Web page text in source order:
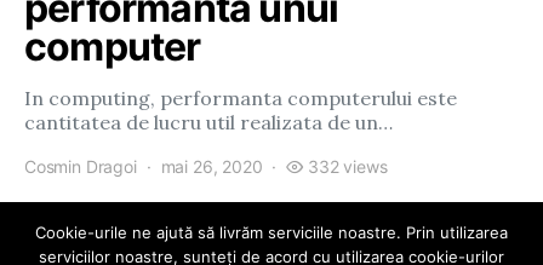
computer
In computing, performanta computerului este
cantitatea de lucru util realizata de un…
Cosmin Dragoi mai 26, 2020 332 views
Cookie-urile ne ajută să livrăm serviciile noastre. Prin utilizarea
serviciilor noastre, sunteți de acord cu utilizarea cookie-urilor